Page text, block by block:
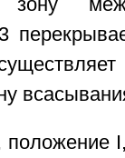
зону
положение